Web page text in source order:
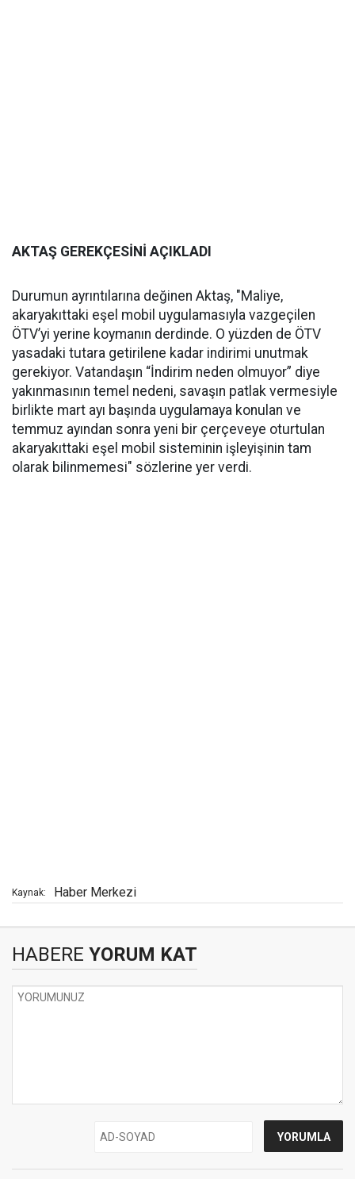
AKTAŞ GEREKÇESİNİ AÇIKLADI
Durumun ayrıntılarına değinen Aktaş, "Maliye,
akaryakıttaki eşel mobil uygulamasıyla vazgeçilen
ÖTV’yi yerine koymanın derdinde. O yüzden de ÖTV
yasadaki tutara getirilene kadar indirimi unutmak
gerekiyor. Vatandaşın “İndirim neden olmuyor” diye
yakınmasının temel nedeni, savaşın patlak vermesiyle
birlikte mart ayı başında uygulamaya konulan ve
temmuz ayından sonra yeni bir çerçeveye oturtulan
akaryakıttaki eşel mobil sisteminin işleyişinin tam
olarak bilinmemesi" sözlerine yer verdi.
Kaynak: Haber Merkezi
HABERE YORUM KAT